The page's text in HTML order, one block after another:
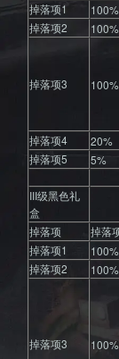
掉落项1
100%
掉落项2
100%
掉落项3 100%
掉落项4
20%
掉落项5
5%
III级黑色礼
盒
掉落项
掉落
掉落项1
100%
掉落项2
100%
掉落项3 100%